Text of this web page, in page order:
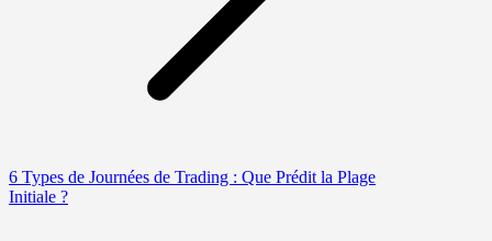
6 Types de Journées de Trading : Que Prédit la Plage
Initiale ?